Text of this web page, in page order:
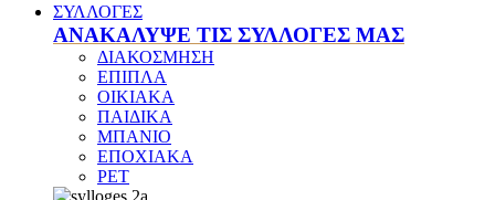
ΣΥΛΛΟΓΕΣ
ΑΝΑΚΑΛΥΨΕ ΤΙΣ ΣΥΛΛΟΓΕΣ ΜΑΣ
ΔΙΑΚΟΣΜΗΣΗ
ΕΠΙΠΛΑ
ΟΙΚΙΑΚΑ
ΠΑΙΔΙΚΑ
ΜΠΑΝΙΟ
ΕΠΟΧΙΑΚΑ
PET